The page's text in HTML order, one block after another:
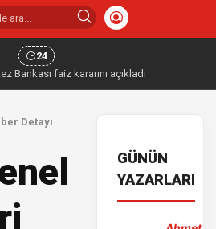
24
Bankası faiz kararını açıkladı
Detayı
GÜNÜN
YAZARLARI